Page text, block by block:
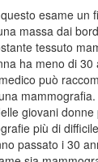
esame un
massa dai
tessuto
ha meno di
può
giovani
più di
passato i 30